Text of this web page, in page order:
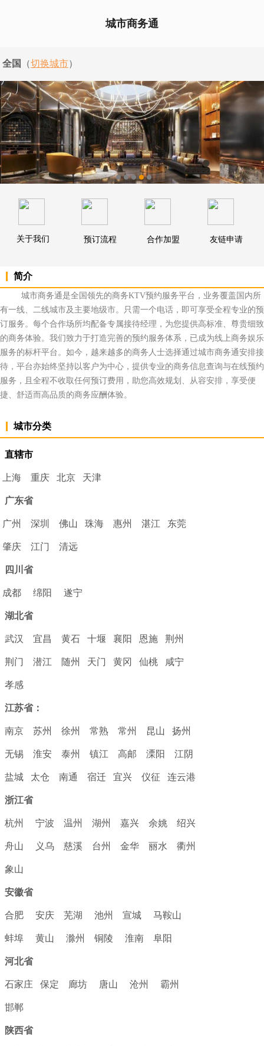
城市商务通
全国 （切换城市）
关于我们 预订流程 合作加盟 友链申请
简介
城市商务通是全国领先的商务KTV预约服务平台，业务覆盖国内所
有一线、二线城市及主要地级市。只需一个电话，即可享受全程专业的预
订服务。每个合作场所均配备专属接待经理，为您提供高标准、尊贵细致
的商务体验。我们致力于打造完善的预约服务体系，已成为线上商务娱乐
服务的标杆平台。如今，越来越多的商务人士选择通过城市商务通安排接
待，平台亦始终坚持以客户为中心，提供专业的商务信息查询与在线预约
服务，且全程不收取任何预订费用，助您高效规划、从容安排，享受便
捷、舒适而高品质的商务应酬体验。
城市分类
直辖市
上海 重庆 北京 天津
广东省
广州 深圳 佛山 珠海 惠州 湛江 东莞
肇庆 江门 清远
四川省
成都 绵阳 遂宁
湖北省
武汉 宜昌 黄石 十堰 襄阳 恩施 荆州
荆门 潜江 随州 天门 黄冈 仙桃 咸宁
孝感
江苏省：
南京 苏州 徐州 常熟 常州 昆山 扬州
无锡 淮安 泰州 镇江 高邮 溧阳 江阴
盐城 太仓 南通 宿迁 宜兴 仪征 连云港
浙江省
杭州 宁波 温州 湖州 嘉兴 余姚 绍兴
舟山 义乌 慈溪 台州 金华 丽水 衢州
象山
安徽省
合肥 安庆 芜湖 池州 宣城 马鞍山
蚌埠 黄山 滁州 铜陵 淮南 阜阳
河北省
石家庄 保定 廊坊 唐山 沧州 霸州
邯郸
陕西省